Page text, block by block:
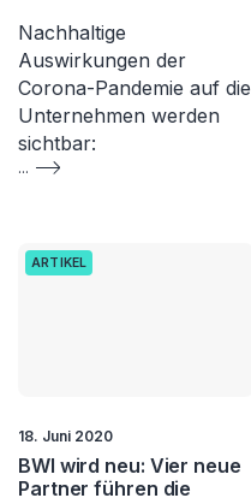
Nachhaltige
Auswirkungen der
Corona-Pandemie auf die
Unternehmen werden
sichtbar:
...
ARTIKEL
18. Juni 2020
BWI wird neu: Vier neue
Partner führen die